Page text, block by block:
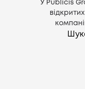
У Publicis